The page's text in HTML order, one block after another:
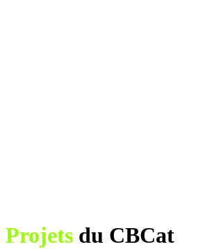
Projets du CBCat